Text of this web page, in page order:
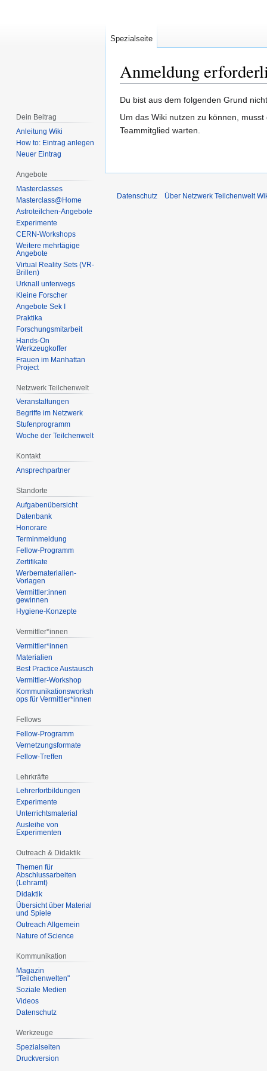
Anmeldung
Zur
Navigation
springen
Zur
Suche
springen
Du bist aus dem folgenden Grund
Um das Wiki nutzen zu können,
Teammitglied warten.
Spezialseite
Dein Beitrag
Anleitung Wiki
How to: Eintrag anlegen
Neuer Eintrag
Angebote
Masterclasses
Masterclass@Home
Astroteilchen-Angebote
Experimente
CERN-Workshops
Weitere mehrtägige
Angebote
Virtual Reality Sets (VR-
Brillen)
Urknall unterwegs
Kleine Forscher
Angebote Sek I
Praktika
Forschungsmitarbeit
Hands-On
Werkzeugkoffer
Frauen im Manhattan
Project
Netzwerk Teilchenwelt
Veranstaltungen
Begriffe im Netzwerk
Stufenprogramm
Woche der Teilchenwelt
Kontakt
Ansprechpartner
Standorte
Aufgabenübersicht
Datenbank
Honorare
Terminmeldung
Fellow-Programm
Zertifikate
Werbematerialien-
Vorlagen
Vermittler:innen
gewinnen
Hygiene-Konzepte
Vermittler*innen
Vermittler*innen
Materialien
Best Practice Austausch
Vermittler-Workshop
Kommunikationsworksh
ops für Vermittler*innen
Fellows
Fellow-Programm
Vernetzungsformate
Fellow-Treffen
Lehrkräfte
Lehrerfortbildungen
Experimente
Unterrichtsmaterial
Ausleihe von
Experimenten
Outreach & Didaktik
Themen für
Abschlussarbeiten
(Lehramt)
Didaktik
Übersicht über Material
und Spiele
Outreach Allgemein
Nature of Science
Kommunikation
Magazin
"Teilchenwelten"
Soziale Medien
Videos
Datenschutz
Werkzeuge
Spezialseiten
Druckversion
Datenschutz Über Netzwerk Teilchenwelt